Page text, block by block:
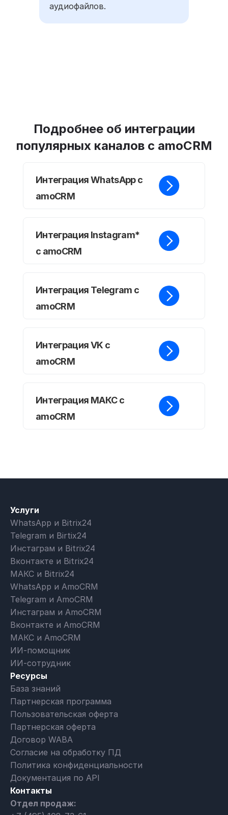
аудиофайлов.
Подробнее об интеграции
популярных каналов с amoCRM
Интеграция WhatsApp с
amoCRM
Интеграция Instagram*
с amoCRM
Интеграция Telegram с
amoCRM
Интеграция VK с
amoCRM
Интеграция МАКС с
amoCRM
Услуги
WhatsApp и Bitrix24
Telegram и Birtix24
Инстаграм и Bitrix24
Вконтакте и Bitrix24
МАКС и Bitrix24
WhatsApp и AmoCRM
Telegram и AmoCRM
Инстаграм и AmoCRM
Вконтакте и AmoCRM
МАКС и AmoCRM
ИИ-помощник
ИИ-сотрудник
Ресурсы
База знаний
Партнерская программа
Пользовательская оферта
Партнерская оферта
Договор WABA
Согласие на обработку ПД
Политика конфиденциальности
Документация по API
Контакты
Отдел продаж: